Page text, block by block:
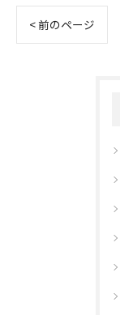
< 前のページ